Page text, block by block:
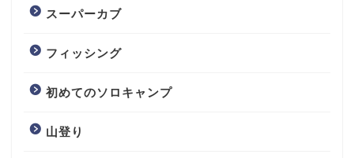
スーパーカブ
フィッシング
初めてのソロキャンプ
山登り